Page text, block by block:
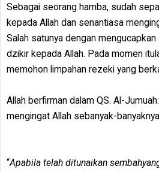
Sebagai seorang hamba, sudah
kepada Allah dan senantiasa
Salah satunya dengan
dzikir kepada Allah. Pada momen
memohon limpahan rezeki yang
Allah berfirman dalam QS. Al-
mengingat Allah sebanyak-
“Apabila telah ditunaikan